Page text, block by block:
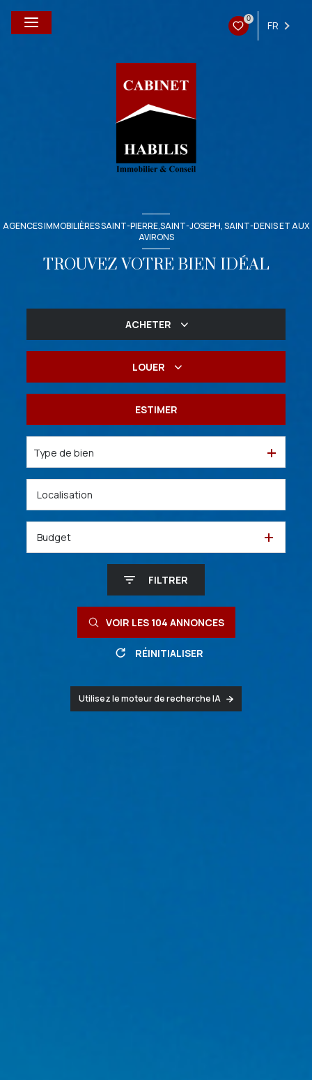
0
FR
AGENCES IMMOBILIÈRES SAINT-PIERRE,SAINT-JOSEPH, SAINT-DENIS ET AUX
AVIRONS
TROUVEZ VOTRE BIEN IDÉAL
ACHETER
De l'immo pro
LOUER
De l'immo pro
ESTIMER
Type de bien
Budget
FILTRER
VOIR LES 104 ANNONCES
RÉINITIALISER
Utilisez le moteur de recherche IA